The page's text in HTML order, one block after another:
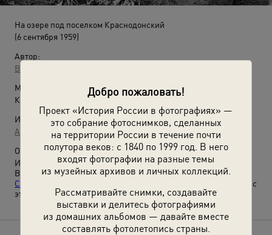
Добро пожаловать!
Проект «История России в фотографиях» —
это собрание фотоснимков, сделанных
на территории России в течение почти
полутора веков: с 1840 по 1999 год. В него
входят фотографии на разные темы
из музейных архивов и личных коллекций.
Рассматривайте снимки, создавайте
выставки и делитесь фотографиями
из домашних альбомов — давайте вместе
составлять фотолетопись страны.
На озере под поселком Краснодонский
(6 сентября 1959)
Автор:
Валентин Хухлаев
Место съемки:
Казахская ССР, Кустанайская обл., совхоз «Краснодонский»
Источники:
Архив Валентина Хухлаева / © Галерея Люмьер
О фотографии:
Из цикла «На земле целинной».
Выставки «"Ловись рыбка большая..." Рыболовный бум в
СССР»
с
этой фотографией.